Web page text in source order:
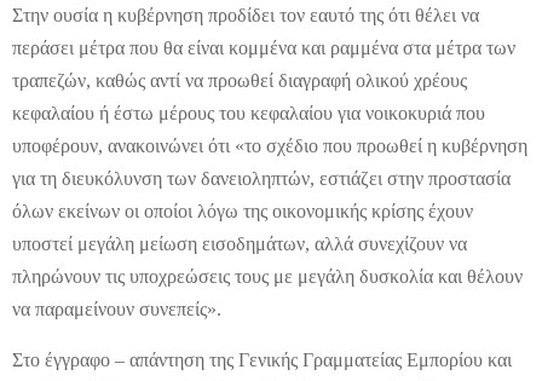
Στην ουσία η κυβέρνηση προδίδει τον εαυτό της ότι θέλει να
περάσει μέτρα που θα είναι κομμένα και ραμμένα στα μέτρα των
τραπεζών, καθώς αντί να προωθεί διαγραφή ολικού χρέους
κεφαλαίου ή έστω μέρους του κεφαλαίου για νοικοκυριά που
υποφέρουν, ανακοινώνει ότι «το σχέδιο που προωθεί η κυβέρνηση
για τη διευκόλυνση των δανειοληπτών, εστιάζει στην προστασία
όλων εκείνων οι οποίοι λόγω της οικονομικής κρίσης έχουν
υποστεί μεγάλη μείωση εισοδημάτων, αλλά συνεχίζουν να
πληρώνουν τις υποχρεώσεις τους με μεγάλη δυσκολία και θέλουν
να παραμείνουν συνεπείς».
Στο έγγραφο – απάντηση της Γενικής Γραμματείας Εμπορίου και